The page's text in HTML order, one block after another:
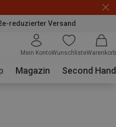
reduzierter Versand
Mein KontoWunschlisteWarenkorb
Magazin Second Hand